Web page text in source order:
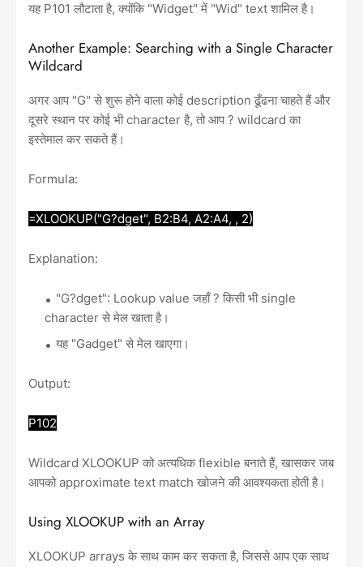
यह P101 लौटाता है, क्योंकि "Widget" में "Wid" text शामिल है।
Another Example: Searching with a Single Character
Wildcard
अगर आप "G" से शुरू होने वाला कोई description ढूँढना चाहते हैं और
दूसरे स्थान पर कोई भी character है, तो आप ? wildcard का
इस्तेमाल कर सकते हैं।
Formula:
=XLOOKUP("G?dget", B2:B4, A2:A4, , 2)
Explanation:
"G?dget": Lookup value जहाँ ? किसी भी single
character से मेल खाता है।
यह "Gadget" से मेल खाएगा।
Output:
P102
Wildcard XLOOKUP को अत्यधिक flexible बनाते हैं, खासकर जब
आपको approximate text match खोजने की आवश्यकता होती है।
Using XLOOKUP with an Array
XLOOKUP arrays के साथ काम कर सकता है, जिससे आप एक साथ